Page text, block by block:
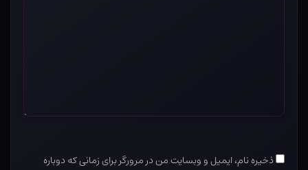
ذخیره نام، ایمیل و وبسایت من در مرورگر برای زمانی که دوباره